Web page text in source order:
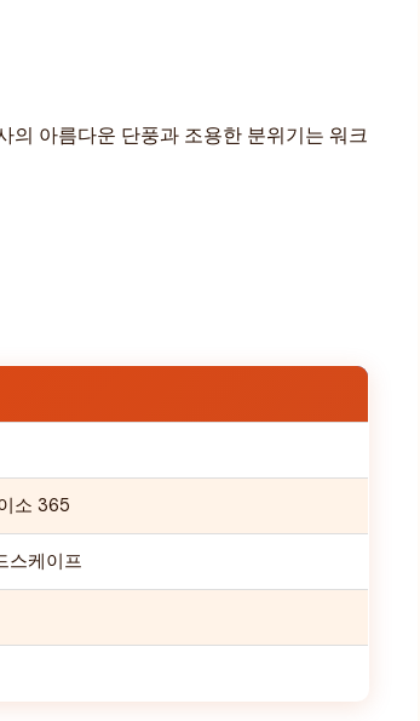
의 아름다운 단풍과 조용한 분위기는 워크
소 365
스케이프